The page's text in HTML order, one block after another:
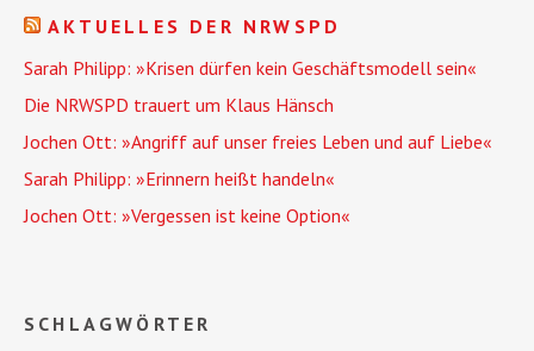
AKTUELLES DER NRWSPD
Sarah Philipp: »Krisen dürfen kein Geschäftsmodell sein«
Die NRWSPD trauert um Klaus Hänsch
Jochen Ott: »Angriff auf unser freies Leben und auf Liebe«
Sarah Philipp: »Erinnern heißt handeln«
Jochen Ott: »Vergessen ist keine Option«
SCHLAGWÖRTER